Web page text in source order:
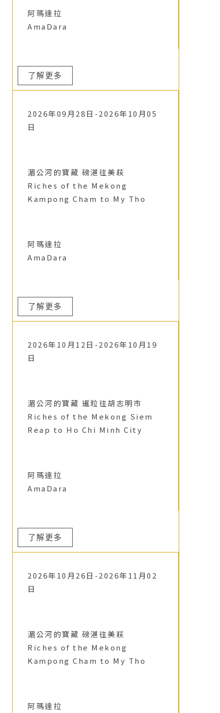
阿瑪達拉
AmaDara
了解更多
2026年09月28日-2026年10月05
日
湄公河的寶藏 磅湛往美萩
Riches of the Mekong
Kampong Cham to My Tho
阿瑪達拉
AmaDara
了解更多
2026年10月12日-2026年10月19
日
湄公河的寶藏 暹粒往胡志明市
Riches of the Mekong Siem
Reap to Ho Chi Minh City
阿瑪達拉
AmaDara
了解更多
2026年10月26日-2026年11月02
日
湄公河的寶藏 磅湛往美萩
Riches of the Mekong
Kampong Cham to My Tho
阿瑪達拉